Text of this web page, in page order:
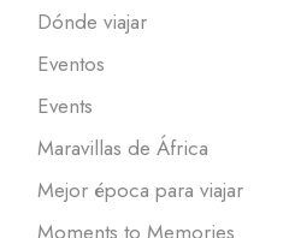
Dónde viajar
Eventos
Events
Maravillas de África
Mejor época para viajar